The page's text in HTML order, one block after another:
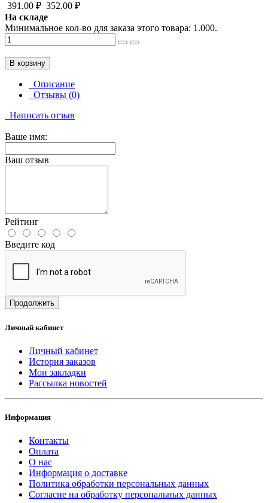
391.00 ₽ 352.00 ₽
На складе
Минимальное кол-во для заказа этого товара: 1.000.
В корзину
Описание
Отзывы (0)
Написать отзыв
Ваше имя:
Ваш отзыв
Рейтинг
Введите код
Продолжить
Личный кабинет
Личный кабинет
История заказов
Мои закладки
Рассылка новостей
Информация
Контакты
Оплата
О нас
Информация о доставке
Политика обработки персональных данных
Согласие на обработку персональных данных